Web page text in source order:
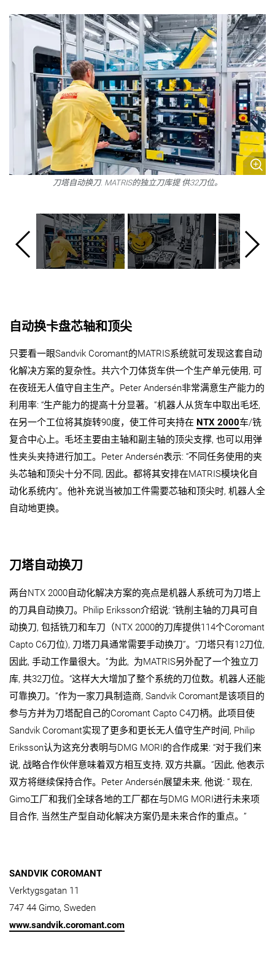
刀塔自动换刀. MATRIS的独立刀库提 供32刀位。
自动换卡盘芯轴和顶尖
只要看一眼Sandvik Coromant的MATRIS系统就可发现这套自动
化解决方案的复杂性。共六个刀体货车供一个生产单元使用, 可
在夜班无人值守自主生产。Peter Andersén非常满意生产能力的
利用率: “生产能力的提高十分显著。”机器人从货车中取出毛坯,
在另一个工位将其旋转90度，使工件可夹持在 NTX 2000车/铣
复合中心上。毛坯主要由主轴和副主轴的顶尖支撑, 也可以用弹
性夹头夹持进行加工。Peter Andersén表示: “不同任务使用的夹
头芯轴和顶尖十分不同, 因此。都将其安排在MATRIS模块化自
动化系统内”。他补充说当被加工件需要芯轴和顶尖时, 机器人全
自动地更换。
刀塔自动换刀
两台NTX 2000自动化解决方案的亮点是机器人系统可为刀塔上
的刀具自动换刀。Philip Eriksson介绍说: “铣削主轴的刀具可自
动换刀, 包括铣刀和车刀（NTX 2000的刀库提供114个Coromant
Capto C6刀位), 刀塔刀具通常需要手动换刀”。“刀塔只有12刀位,
因此, 手动工作量很大。”为此, 为MATRIS另外配了一个独立刀
库, 共32刀位。“这样大大增加了整个系统的刀位数。机器人还能
可靠换刀。”作为一家刀具制造商, Sandvik Coromant是该项目的
参与方并为刀塔配自己的Coromant Capto C4刀柄。此项目使
Sandvik Coromant实现了更多和更长无人值守生产时间, Philip
Eriksson认为这充分表明与DMG MORI的合作成果: “对于我们来
说, 战略合作伙伴意味着双方相互支持, 双方共赢。”因此, 他表示
双方将继续保持合作。Peter Andersén展望未来, 他说: “ 现在,
Gimo工厂和我们全球各地的工厂都在与DMG MORI进行未来项
目合作, 当然生产型自动化解决方案仍是未来合作的重点。”
SANDVIK COROMANT
Verktygsgatan 11
747 44 Gimo, Sweden
www.sandvik.coromant.com